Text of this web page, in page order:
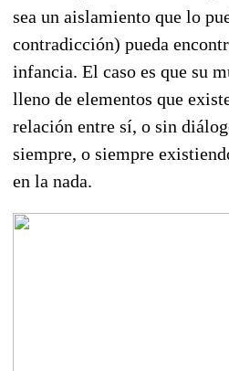
sea un aislamiento que lo
contradicción) pueda
infancia. El caso es que su
lleno de elementos que
relación entre sí, o sin
siempre, o siempre
en la nada.